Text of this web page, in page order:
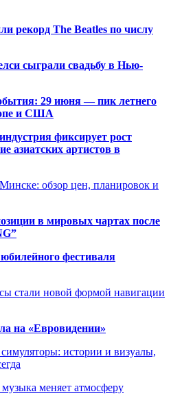
рекорд The Beatles по числу
сыграли свадьбу в Нью-
29 июня — пик летнего
и США
фиксирует рост
азиатских артистов в
обзор цен, планировок и
в мировых чартах после
фестиваля
стали новой формой навигации
на «Евровидении»
истории и визуалы,
меняет атмосферу